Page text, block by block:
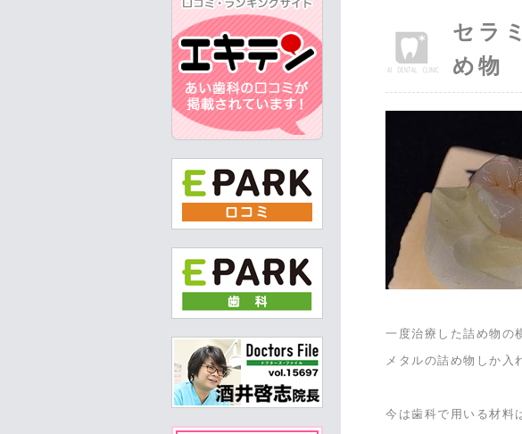
セラ
め物
一度治療した詰め物の
メタルの詰め物しか入
今は歯科で用いる材料